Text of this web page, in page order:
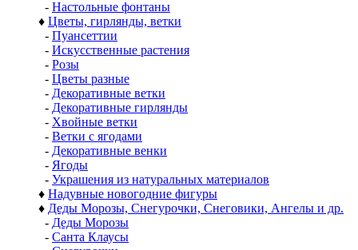
- Настольные фонтаны
♦ Цветы, гирлянды, ветки
- Пуансеттии
- Искусственные растения
- Розы
- Цветы разные
- Декоративные ветки
- Декоративные гирлянды
- Хвойные ветки
- Ветки с ягодами
- Декоративные венки
- Ягоды
- Украшения из натуральных материалов
♦ Надувные новогодние фигуры
♦ Деды Морозы, Снегурочки, Снеговики, Ангелы и др.
- Деды Морозы
- Санта Клаусы